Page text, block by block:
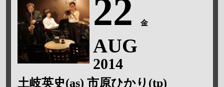
22 金
AUG
2014
土岐英史(as) 市原ひかり(tp)